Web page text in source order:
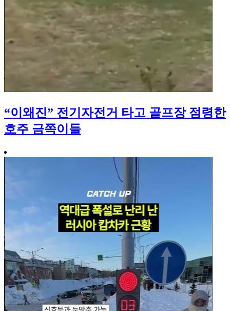
“이왜진” 전기자전거 타고 골프장 점령한
호주 금쪽이들